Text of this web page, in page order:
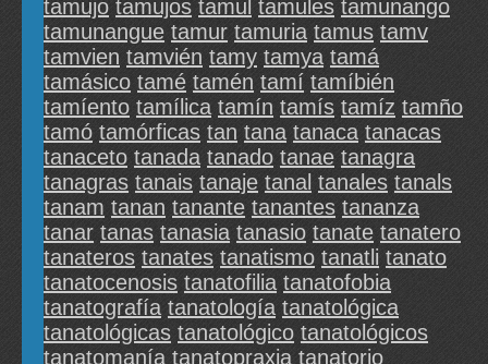
tamujo tamujos tamul tamules tamunango
tamunangue tamur tamuria tamus tamv
tamvien tamvién tamy tamya tamá
tamásico tamé tamén tamí tamíbién
tamíento tamílica tamín tamís tamíz tamño
tamó tamórficas tan tana tanaca tanacas
tanaceto tanada tanado tanae tanagra
tanagras tanais tanaje tanal tanales tanals
tanam tanan tanante tanantes tananza
tanar tanas tanasia tanasio tanate tanatero
tanateros tanates tanatismo tanatli tanato
tanatocenosis tanatofilia tanatofobia
tanatografía tanatología tanatológica
tanatológicas tanatológico tanatológicos
tanatomanía tanatopraxia tanatorio